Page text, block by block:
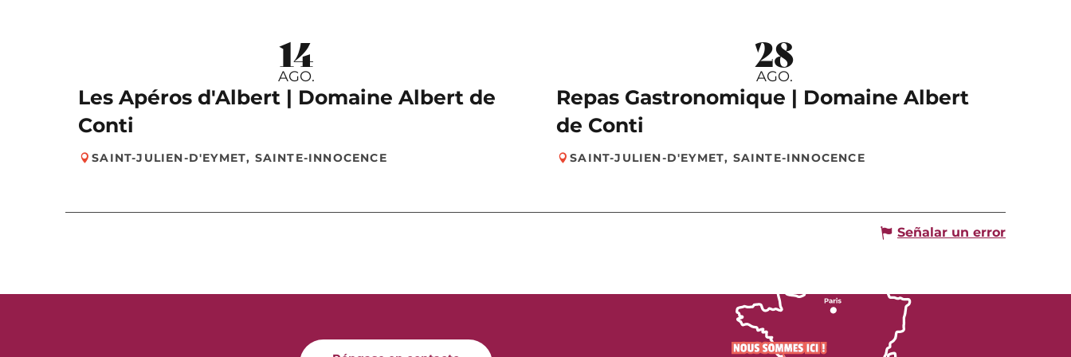
14
AGO.
Les Apéros d'Albert | Domaine Albert de
Conti
SAINT-JULIEN-D'EYMET, SAINTE-INNOCENCE
28
AGO.
Repas Gastronomique | Domaine Albert
de Conti
SAINT-JULIEN-D'EYMET, SAINTE-INNOCENCE
Señalar un error